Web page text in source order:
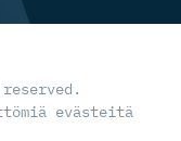
evästeitä